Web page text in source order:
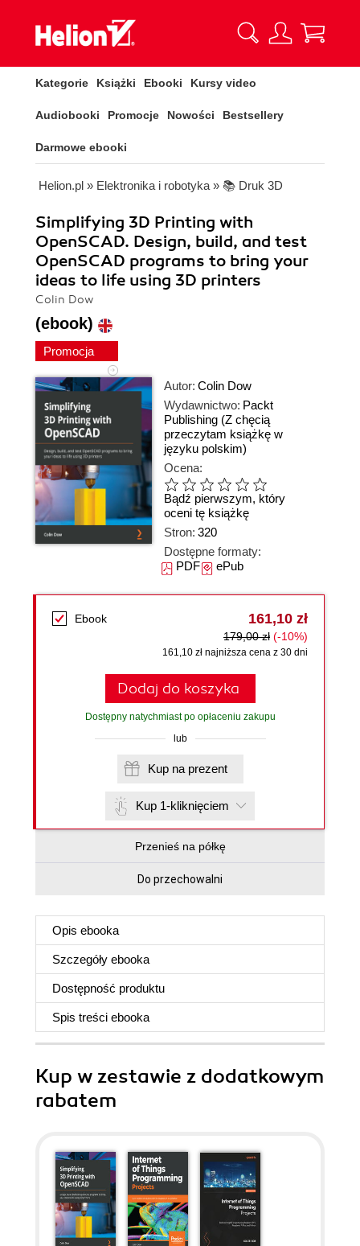
Kategorie Książki Ebooki Kursy video
Audiobooki Promocje Nowości Bestsellery
Darmowe ebooki
Helion.pl » Elektronika i robotyka » 📚 Druk 3D
Simplifying 3D Printing with
OpenSCAD. Design, build, and test
OpenSCAD programs to bring your
ideas to life using 3D printers
Colin Dow
(ebook)
Promocja
Autor: Colin Dow
Wydawnictwo: Packt
Publishing (Z chęcią
przeczytam książkę w
języku polskim)
Ocena:
Bądź pierwszym, który
oceni tę książkę
Stron: 320
Dostępne formaty:
PDFePub
Ebook 161,10 zł
179,00 zł (-10%)
161,10 zł najniższa cena z 30 dni
Dodaj do koszyka
Dostępny natychmiast po opłaceniu zakupu
lub
Kup na prezent
Kup 1-kliknięciem
Przenieś na półkę
Do przechowalni
Opis ebooka
Szczegóły ebooka
Dostępność produktu
Spis treści ebooka
Kup w zestawie z dodatkowym
rabatem